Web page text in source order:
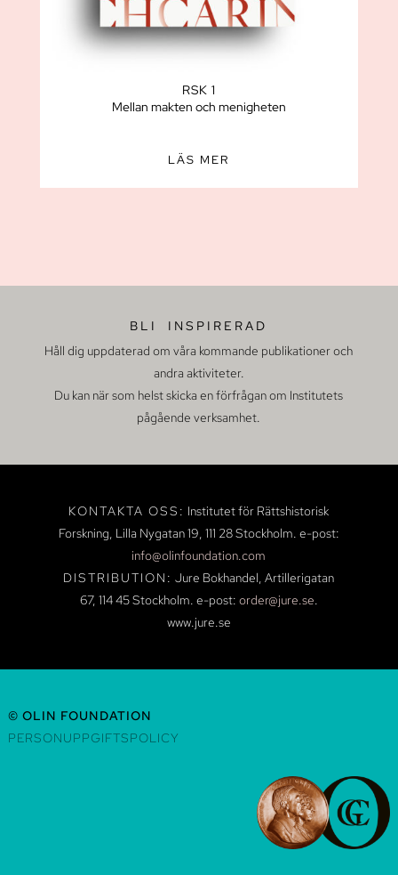
RSK 1
Mellan makten och menigheten
LÄS MER
BLI INSPIRERAD
Håll dig uppdaterad om våra kommande publikationer och
andra aktiviteter.
Du kan när som helst skicka en förfrågan om Institutets
pågående verksamhet.
KONTAKTA OSS: Institutet för Rättshistorisk
Forskning, Lilla Nygatan 19, 111 28 Stockholm. e-post:
info@olinfoundation.com
DISTRIBUTION: Jure Bokhandel, Artillerigatan
67, 114 45 Stockholm. e-post: order@jure.se.
www.jure.se
© OLIN FOUNDATION
PERSONUPPGIFTSPOLICY